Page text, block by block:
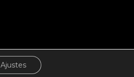
Ajustes